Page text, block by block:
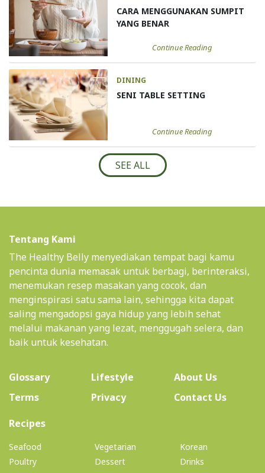
CARA MENGGUNAKAN SUMPIT
YANG BENAR
Continue Reading
DINING
SENI TABLE SETTING
Continue Reading
SEE ALL
Tentang Kami
The Healthy Belly menyediakan tempat bagi kamu
pencinta dunia memasak untuk berbagi, berinteraksi,
menemukan resep masakan yang cocok, dan
menginspirasi satu sama lain, sehingga kita dapat
saling mengadopsi gaya hidup yang lebih sehat
melalui makanan yang lezat, menggugah selera, dan
baik untuk kesehatan.
Glossary Lifestyle About Us(current)
Terms
Privacy
Contact Us
Recipes(current)
Seafood
Poultry
Vegetarian
Dessert
Korean
Drinks